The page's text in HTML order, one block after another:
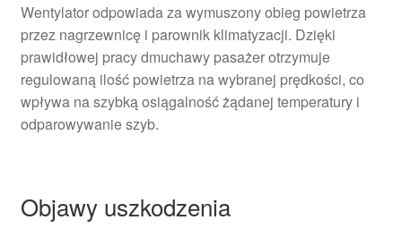
Wentylator odpowiada za wymuszony obieg powietrza
przez nagrzewnicę i parownik klimatyzacji. Dzięki
prawidłowej pracy dmuchawy pasażer otrzymuje
regulowaną ilość powietrza na wybranej prędkości, co
wpływa na szybką osiągalność żądanej temperatury i
odparowywanie szyb.
Objawy uszkodzenia